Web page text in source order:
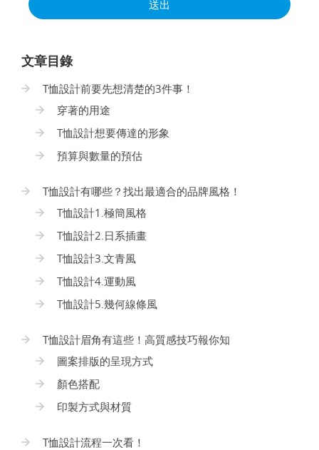
送出
文章目錄
T恤設計前要先想清楚的3件事！
穿著的用途
T恤設計想要傳達的形象
預算與數量的預估
T恤設計有哪些？找出最適合的品牌風格！
T恤設計1.極簡風格
T恤設計2.日系插畫
T恤設計3.文青風
T恤設計4.運動風
T恤設計5.幾何線條風
T恤設計眉角有這些！高質感技巧報你知
圖案排版的呈現方式
顏色搭配
印製方式與材質
T恤設計流程一次看！